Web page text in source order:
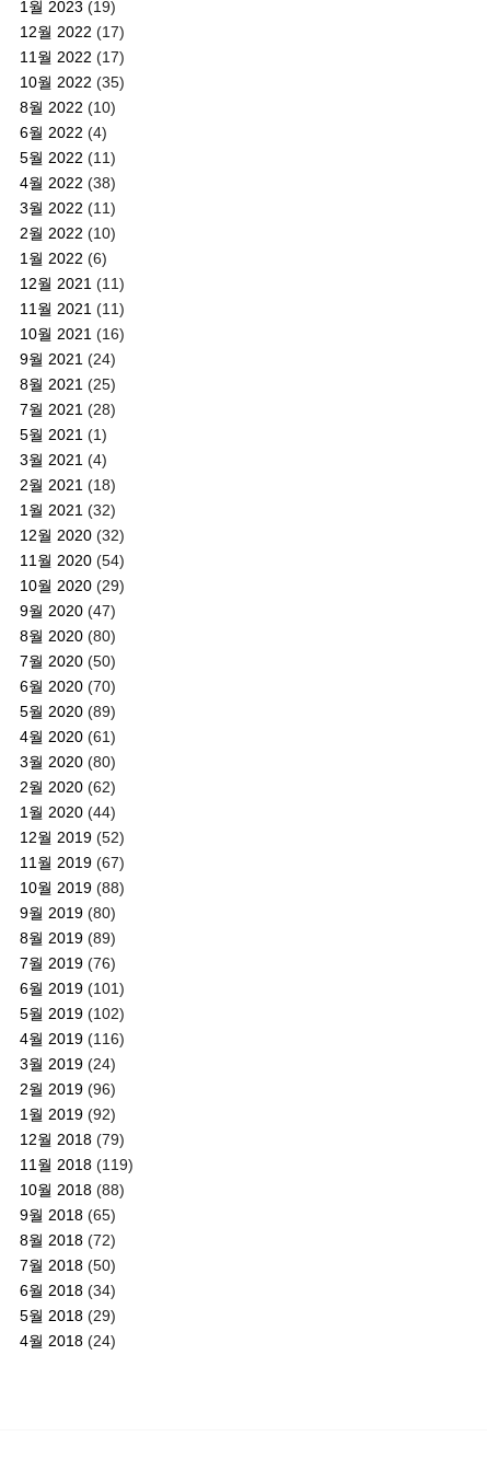
1월 2023 (19)
12월 2022 (17)
11월 2022 (17)
10월 2022 (35)
8월 2022 (10)
6월 2022 (4)
5월 2022 (11)
4월 2022 (38)
3월 2022 (11)
2월 2022 (10)
1월 2022 (6)
12월 2021 (11)
11월 2021 (11)
10월 2021 (16)
9월 2021 (24)
8월 2021 (25)
7월 2021 (28)
5월 2021 (1)
3월 2021 (4)
2월 2021 (18)
1월 2021 (32)
12월 2020 (32)
11월 2020 (54)
10월 2020 (29)
9월 2020 (47)
8월 2020 (80)
7월 2020 (50)
6월 2020 (70)
5월 2020 (89)
4월 2020 (61)
3월 2020 (80)
2월 2020 (62)
1월 2020 (44)
12월 2019 (52)
11월 2019 (67)
10월 2019 (88)
9월 2019 (80)
8월 2019 (89)
7월 2019 (76)
6월 2019 (101)
5월 2019 (102)
4월 2019 (116)
3월 2019 (24)
2월 2019 (96)
1월 2019 (92)
12월 2018 (79)
11월 2018 (119)
10월 2018 (88)
9월 2018 (65)
8월 2018 (72)
7월 2018 (50)
6월 2018 (34)
5월 2018 (29)
4월 2018 (24)